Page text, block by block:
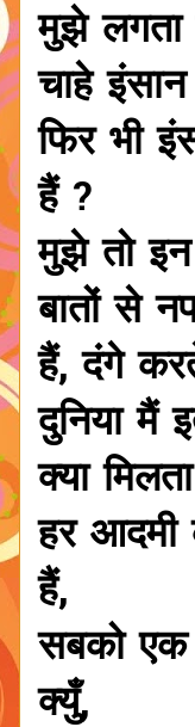
मुझे लगता
चाहे
फिर भी
हैं ?
मुझे तो इन
बातों से
हैं, दंगे
दुनिया मैं
क्या
हर आदमी
हैं,
सबको एक
क्युँ,